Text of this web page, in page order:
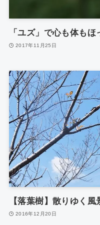
「ユズ」で心も体もほ
2017年11月25日
【落葉樹】散りゆく
2016年12月20日